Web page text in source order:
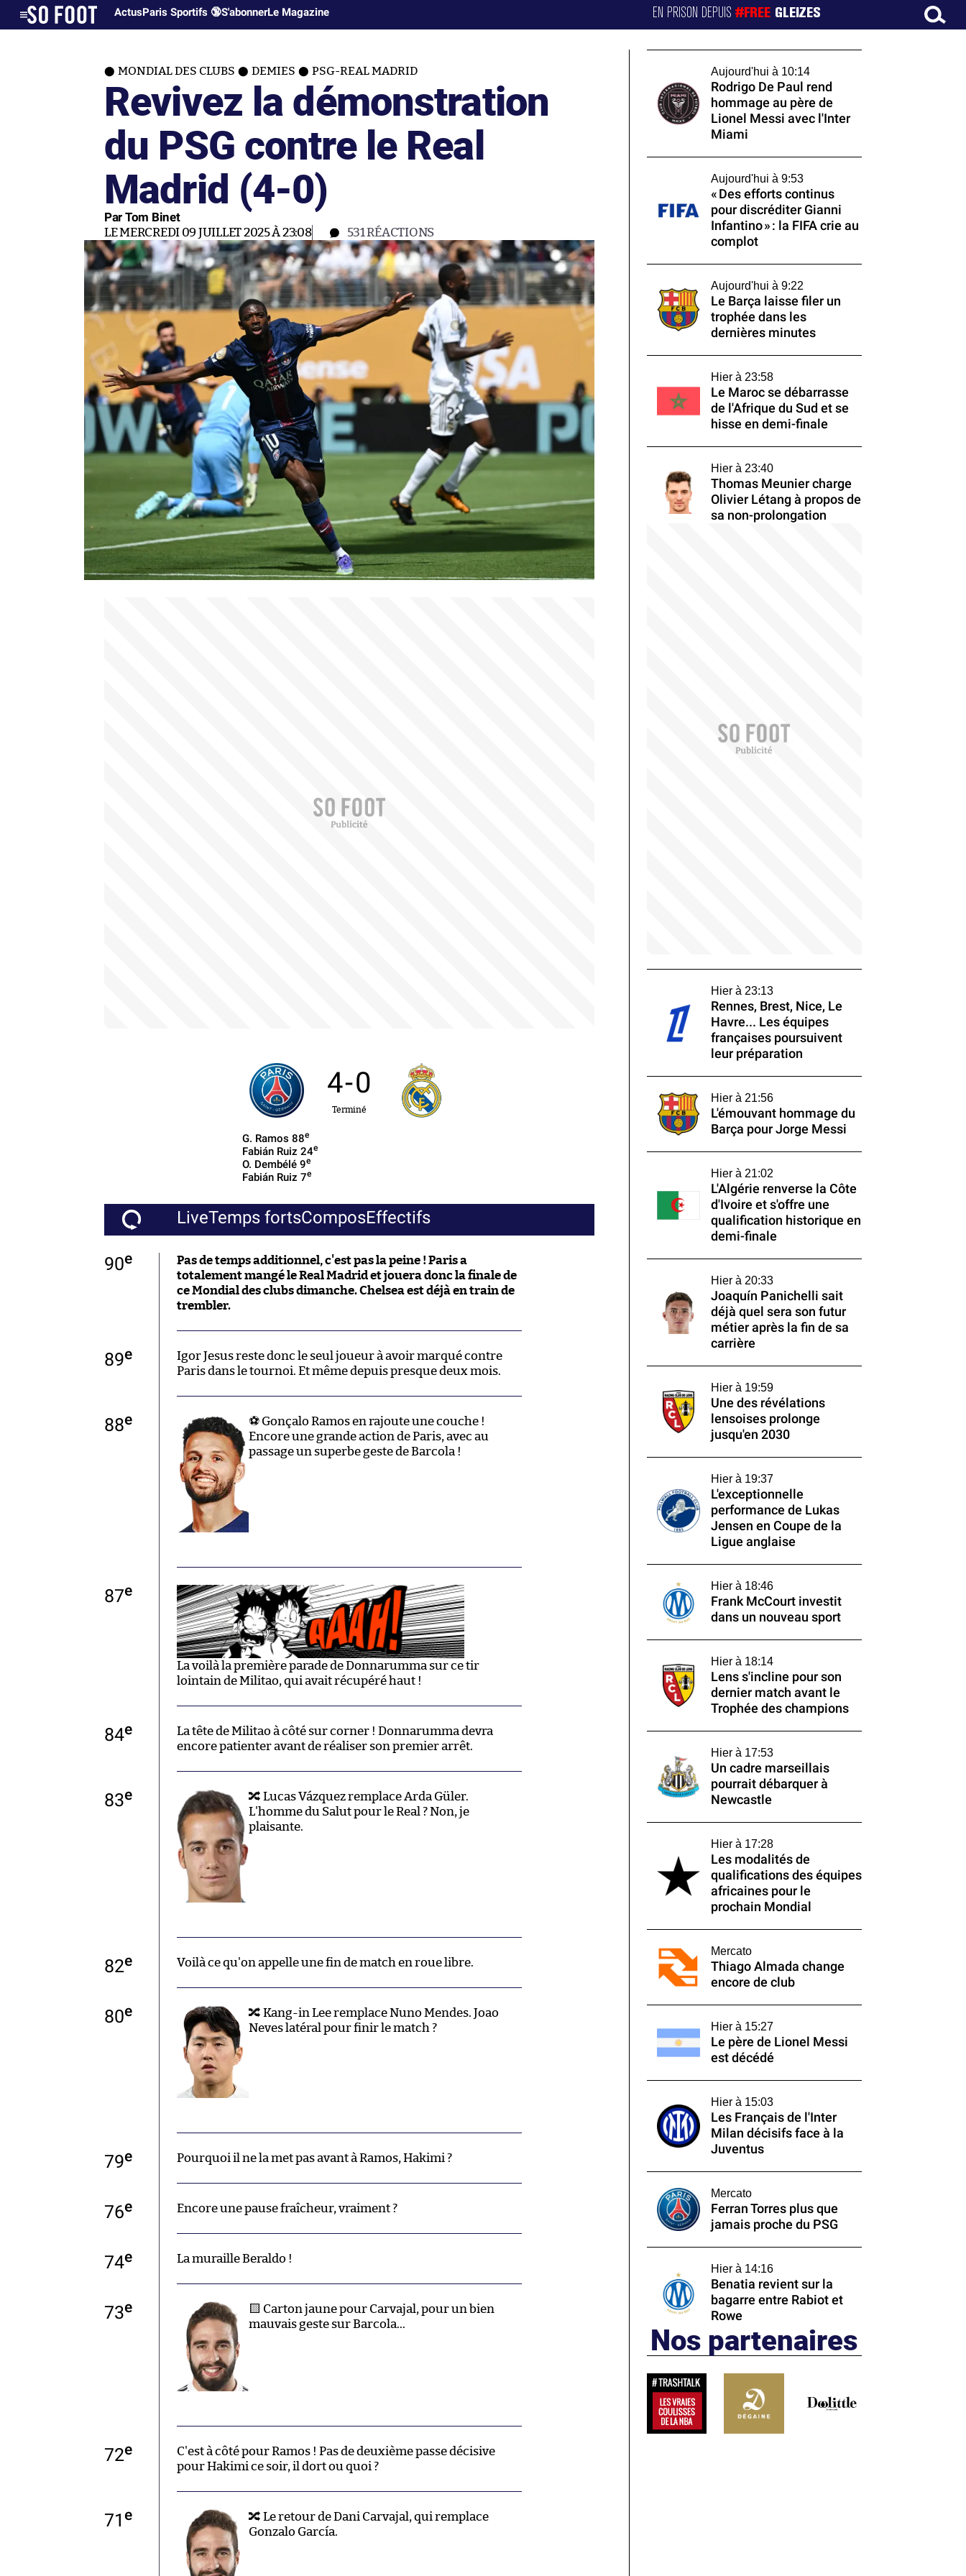
ActusParis Sportifs 🔞S'abonnerLe Magazine EN PRISON DEPUIS#FREE GLEIZES
MONDIAL DES CLUBS DEMIES PSG-REAL MADRID
Revivez la démonstration
du PSG contre le Real
Madrid (4-0)
Par Tom Binet
LE MERCREDI 09 JUILLET 2025 À 23:08 531RÉACTIONS
4-0
Terminé
G. Ramos 88e
Fabián Ruiz 24e
O. Dembélé 9e
Fabián Ruiz 7e
LiveTemps fortsComposEffectifs
90e
Pas de temps additionnel, c'est pas la peine ! Paris a
totalement mangé le Real Madrid et jouera donc la finale de
ce Mondial des clubs dimanche. Chelsea est déjà en train de
trembler.
89e
Igor Jesus reste donc le seul joueur à avoir marqué contre
Paris dans le tournoi. Et même depuis presque deux mois.
88e
⚽ Gonçalo Ramos en rajoute une couche !
Encore une grande action de Paris, avec au
passage un superbe geste de Barcola !
87e
La voilà la première parade de Donnarumma sur ce tir
lointain de Militao, qui avait récupéré haut !
84e
La tête de Militao à côté sur corner ! Donnarumma devra
encore patienter avant de réaliser son premier arrêt.
83e
🔀 Lucas Vázquez remplace Arda Güler.
L'homme du Salut pour le Real ? Non, je
plaisante.
82e Voilà ce qu'on appelle une fin de match en roue libre.
80e
🔀 Kang-in Lee remplace Nuno Mendes. Joao
Neves latéral pour finir le match ?
79e Pourquoi il ne la met pas avant à Ramos, Hakimi ?
76e Encore une pause fraîcheur, vraiment ?
74e La muraille Beraldo !
73e
🟨 Carton jaune pour Carvajal, pour un bien
mauvais geste sur Barcola...
72e
C'est à côté pour Ramos ! Pas de deuxième passe décisive
pour Hakimi ce soir, il dort ou quoi ?
71 e
🔀 Le retour de Dani Carvajal, qui remplace
Gonzalo García.
Aujourd'hui à 10:14
Rodrigo De Paul rend
hommage au père de
Lionel Messi avec l'Inter
Miami
Aujourd'hui à 9:53
« Des efforts continus
pour discréditer Gianni
Infantino » : la FIFA crie au
complot
Aujourd'hui à 9:22
Le Barça laisse filer un
trophée dans les
dernières minutes
Hier à 23:58
Le Maroc se débarrasse
de l'Afrique du Sud et se
hisse en demi-finale
Hier à 23:40
Thomas Meunier charge
Olivier Létang à propos de
sa non-prolongation
Hier à 23:13
Rennes, Brest, Nice, Le
Havre... Les équipes
françaises poursuivent
leur préparation
Hier à 21:56
L'émouvant hommage du
Barça pour Jorge Messi
Hier à 21:02
L'Algérie renverse la Côte
d'Ivoire et s'offre une
qualification historique en
demi-finale
Hier à 20:33
Joaquín Panichelli sait
déjà quel sera son futur
métier après la fin de sa
carrière
Hier à 19:59
Une des révélations
lensoises prolonge
jusqu'en 2030
Hier à 19:37
L'exceptionnelle
performance de Lukas
Jensen en Coupe de la
Ligue anglaise
Hier à 18:46
Frank McCourt investit
dans un nouveau sport
Hier à 18:14
Lens s'incline pour son
dernier match avant le
Trophée des champions
Hier à 17:53
Un cadre marseillais
pourrait débarquer à
Newcastle
Hier à 17:28
Les modalités de
qualifications des équipes
africaines pour le
prochain Mondial
Mercato
Thiago Almada change
encore de club
Hier à 15:27
Le père de Lionel Messi
est décédé
Hier à 15:03
Les Français de l'Inter
Milan décisifs face à la
Juventus
Mercato
Ferran Torres plus que
jamais proche du PSG
Hier à 14:16
Benatia revient sur la
bagarre entre Rabiot et
Rowe
Nos partenaires